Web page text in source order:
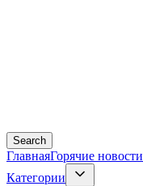
Search
ГлавнаяГорячие новости
Категории